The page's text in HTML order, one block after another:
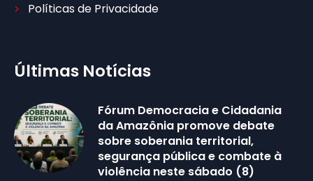
Políticas de Privacidade
Últimas Notícias
Fórum Democracia e Cidadania
da Amazônia promove debate
sobre soberania territorial,
segurança pública e combate à
violência neste sábado (8)